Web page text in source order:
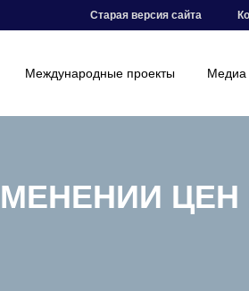
Старая версия сайта
Международные проекты Медиа
ЦЕН